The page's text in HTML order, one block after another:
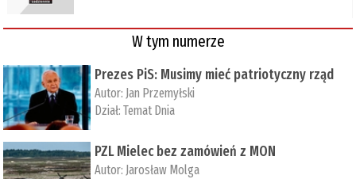
W tym numerze
Prezes PiS: Musimy mieć patriotyczny rząd
Autor: Jan Przemyłski
Dział:Temat Dnia
PZL Mielec bez zamówień z MON
Autor: Jarosław Molga